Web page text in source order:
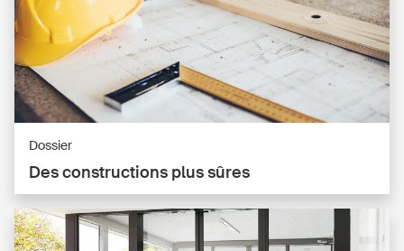
Des constructions plus sûres
Dossier